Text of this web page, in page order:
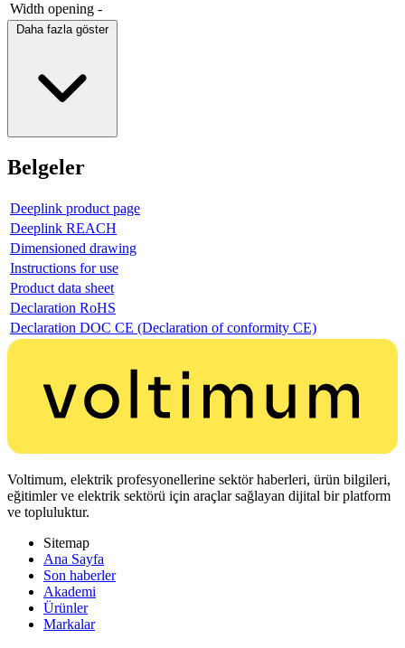
Width opening -
Daha fazla göster
Belgeler
Deeplink product page
Deeplink REACH
Dimensioned drawing
Instructions for use
Product data sheet
Declaration RoHS
Declaration DOC CE (Declaration of conformity CE)
Voltimum, elektrik profesyonellerine sektör haberleri, ürün bilgileri,
eğitimler ve elektrik sektörü için araçlar sağlayan dijital bir platform
ve topluluktur.
Sitemap
Ana Sayfa
Son haberler
Akademi
Ürünler
Markalar